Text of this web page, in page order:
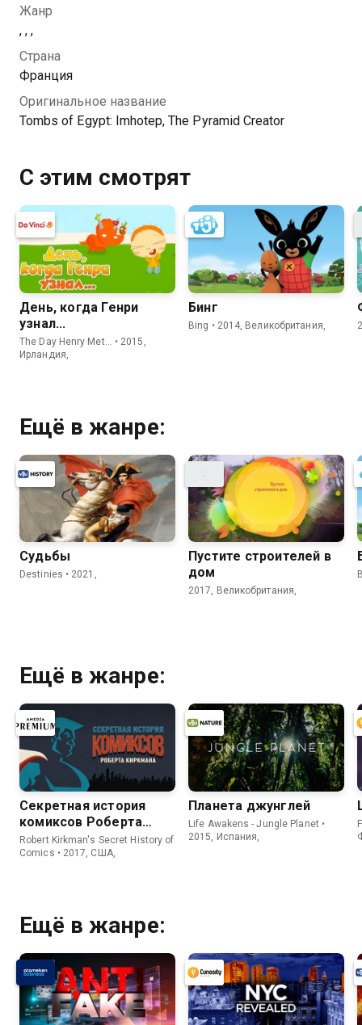
Жанр
, , ,
Страна
Франция
Оригинальное название
Tombs of Egypt: Imhotep, The Pyramid Creator
С этим смотрят
День, когда Генри
узнал...
The Day Henry Met… • 2015,
Ирландия,
Бинг
Bing • 2014, Великобритания,
Ещё в жанре:
Судьбы
Destinies • 2021,
Пустите строителей в
дом
2017, Великобритания,
Ещё в жанре:
Секретная история
комиксов Роберта
Киркмана
Robert Kirkman's Secret History of
Comics • 2017, США,
Планета джунглей
Life Awakens - Jungle Planet •
2015, Испания,
Ещё в жанре: